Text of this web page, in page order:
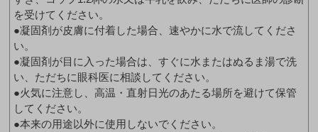
を受けてください。
●凝固剤が皮膚に付着した場合、速やかに水で流してくださ
い。
●凝固剤が目に入った場合は、すぐに水またはぬるま湯で洗
い、ただちに眼科医に相談してください。
●火気に注意し、高温・直射日光のあたる場所を避けて保管
してください。
●本来の用途以外に使用しないでください。